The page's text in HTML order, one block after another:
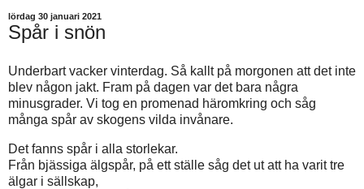
lördag 30 januari 2021
Spår i snön
Underbart vacker vinterdag. Så kallt på morgonen att det inte
blev någon jakt. Fram på dagen var det bara några
minusgrader. Vi tog en promenad häromkring och såg
många spår av skogens vilda invånare.
Det fanns spår i alla storlekar.
Från bjässiga älgspår, på ett ställe såg det ut att ha varit tre
älgar i sällskap,